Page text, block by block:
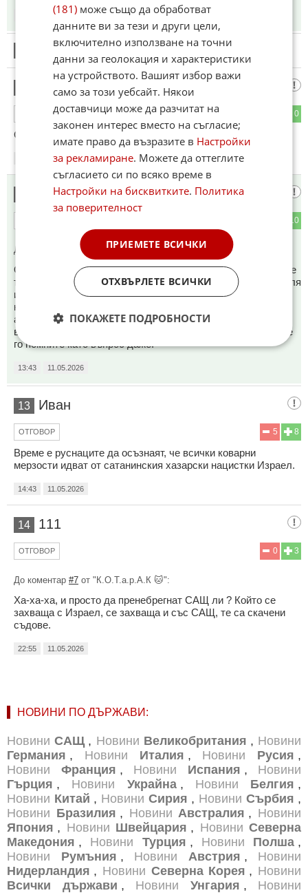
11.05.2026
А6абоб
0
ОТГОВОР
Само нашите.оле
11.05.2026
Официално
10
До коментар от "нагла чалма":
Официално САЩ правят блокада, Иран казва: ние пускаме
товари с/у такса (репарации за щетите)... така че кой стреля
и кой не - Иран нито е започнал конфликта, нито е карал
някой да ходи да ги напада - защо не питате сега "Кой е
агресора" - по тона ви познавам, че сте задавали този
въпрос преди 5 години - та даже не млъквахте, пък сега не
го помните като въпрос даже.
13:43 11.05.2026
13 Иван
8
5
ОТГОВОР
Време е руснаците да осъзнаят, че всички коварни
мерзости идват от сатанинския хазарски нацистки Израел.
14:43 11.05.2026
14 111
3
0
ОТГОВОР
До коментар #7 от "К.О.Т.а.р.А.К 🐱":
Ха-ха-ха, и просто да пренебрегнат САЩ ли ? Който се
захваща с Израел, се захваща и със САЩ, те са скачени
съдове.
22:55 11.05.2026
НОВИНИ ПО ДЪРЖАВИ:
Новини САЩ , Новини Великобритания , Новини
Германия , Новини Италия , Новини Русия ,
Новини
Франция , Новини Испания , Новини
Гърция , Новини Украйна , Новини Белгия ,
Новини Китай , Новини Сирия , Новини Сърбия ,
Новини Бразилия , Новини Австралия , Новини
Япония , Новини Швейцария , Новини Северна
Македония , Новини Турция , Новини Полша ,
Новини
Румъния , Новини Австрия , Новини
Нидерландия , Новини Северна Корея , Новини
Всички държави , Новини Унгария , Новини
(181) може също да обработват
данните ви за тези и други цели,
включително използване на точни
данни за геолокация и характеристики
на устройството. Вашият избор важи
само за този уебсайт. Някои
доставчици може да разчитат на
законен интерес вместо на съгласие;
имате право да възразите в Настройки
за рекламиране. Можете да оттеглите
съгласието си по всяко време в
Настройки на бисквитките. Политика
за поверителност
ПРИЕМЕТЕ ВСИЧКИ
ОТХВЪРЛЕТЕ ВСИЧКИ
ПОКАЖЕТЕ ПОДРОБНОСТИ